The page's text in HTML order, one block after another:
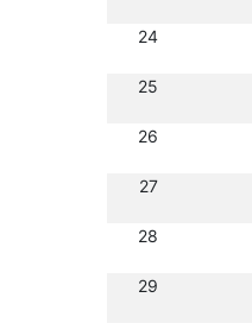
24
25
26
27
28
29